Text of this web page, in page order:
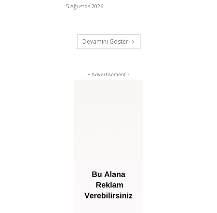
5 Ağustos 2026
Devamını Göster
- Advertisement -